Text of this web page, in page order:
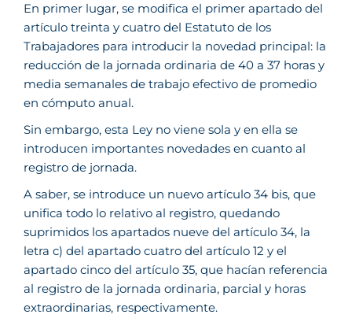
En primer lugar, se modifica el primer apartado del
artículo treinta y cuatro del Estatuto de los
Trabajadores para introducir la novedad principal: la
reducción de la jornada ordinaria de 40 a 37 horas y
media semanales de trabajo efectivo de promedio
en cómputo anual.
Sin embargo, esta Ley no viene sola y en ella se
introducen importantes novedades en cuanto al
registro de jornada.
A saber, se introduce un nuevo artículo 34 bis, que
unifica todo lo relativo al registro, quedando
suprimidos los apartados nueve del artículo 34, la
letra c) del apartado cuatro del artículo 12 y el
apartado cinco del artículo 35, que hacían referencia
al registro de la jornada ordinaria, parcial y horas
extraordinarias, respectivamente.